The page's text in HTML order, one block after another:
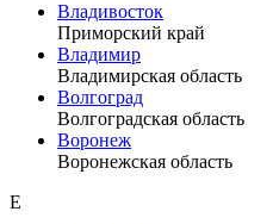
Владивосток
Приморский край
Владимир
Владимирская область
Волгоград
Волгоградская область
Воронеж
Воронежская область
Е